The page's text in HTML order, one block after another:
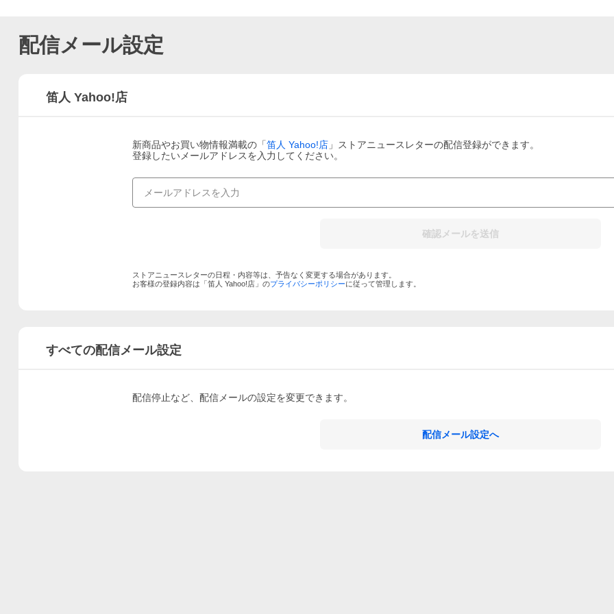
配信メール設定
笛人 Yahoo!店
新商品やお買い物情報満載の「笛人 Yahoo!店 」ストアニュースレターの配信登録ができます。
登録したいメールアドレスを入力してください。
確認メールを送信
ストアニュースレターの日程・内容等は、予告なく変更する場合があります。
お客様の登録内容は「笛人 Yahoo!店 」のプライバシーポリシーに従って管理します。
すべての配信メール設定
配信停止など、配信メールの設定を変更できます。
配信メール設定へ